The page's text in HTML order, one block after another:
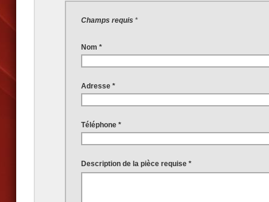
Champs requis *
Nom *
Adresse *
Téléphone *
Description de la pièce requise *